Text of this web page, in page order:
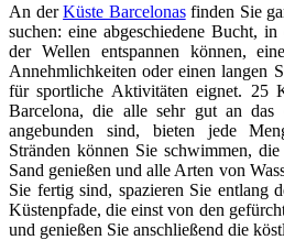
An derKüste Barcelonasfinden Sie
suchen: eine abgeschiedene Bucht,
der Wellen entspannen können,
Annehmlichkeiten oder einen langen
für sportliche Aktivitäten eignet. 25
Barcelona, die alle sehr gut an das
angebunden sind, bieten jede
Stränden können Sie schwimmen,
Sand genießen und alle Arten von
Sie fertig sind, spazieren Sie entlang
Küstenpfade, die einst von den
und genießen Sie anschließend die